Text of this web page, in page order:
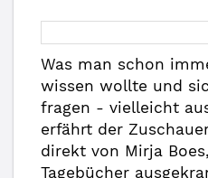
Was man schon
wissen wollte und
fragen - vielleicht
erfährt der
direkt von Mirja
Tagebücher